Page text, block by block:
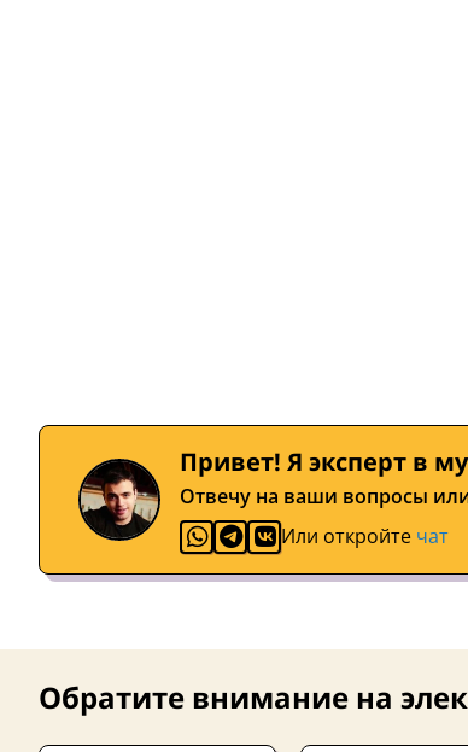
Привет! Я эксперт в
Отвечу на ваши вопросы
Или откройте чат
Обратите внимание на